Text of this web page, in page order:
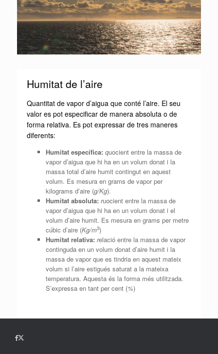
Humitat de l’aire
Quantitat de vapor d’aigua que conté l’aire. El seu
valor es pot especificar de manera absoluta o de
forma relativa. Es pot expressar de tres maneres
diferents:
Humitat específica: quocient entre la massa de
vapor d’aigua que hi ha en un volum donat i la
massa total d’aire humit contingut en aquest
volum. Es mesura en grams de vapor per
kilograms d’aire (g/Kg).
Humitat absoluta: ruocient entre la massa de
vapor d’aigua que hi ha en un volum donat i el
volum d’aire humit. Es mesura en grams per metre
cúbic d’aire (Kg/m3)
Humitat relativa: relació entre la massa de vapor
continguda en un volum donat d’aire humit i la
massa de vapor que es tindria en aquest mateix
volum si l’aire estigués saturat a la mateixa
temperatura. Aquesta és la forma més utilitzada.
S’expressa en tant per cent (%)